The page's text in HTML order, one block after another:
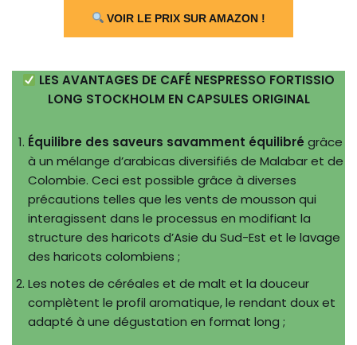
VOIR LE PRIX SUR AMAZON !
LES AVANTAGES DE CAFÉ NESPRESSO FORTISSIO
LONG STOCKHOLM EN CAPSULES ORIGINAL
Équilibre des saveurs savamment équilibré grâce
à un mélange d’arabicas diversifiés de Malabar et de
Colombie. Ceci est possible grâce à diverses
précautions telles que les vents de mousson qui
interagissent dans le processus en modifiant la
structure des haricots d’Asie du Sud-Est et le lavage
des haricots colombiens ;
Les notes de céréales et de malt et la douceur
complètent le profil aromatique, le rendant doux et
adapté à une dégustation en format long ;